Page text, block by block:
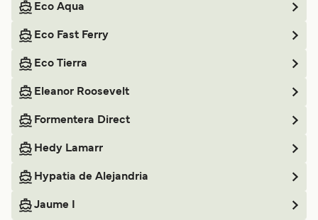
Eco Aqua
Eco Fast Ferry
Eco Tierra
Eleanor Roosevelt
Formentera Direct
Hedy Lamarr
Hypatia de Alejandria
Jaume I